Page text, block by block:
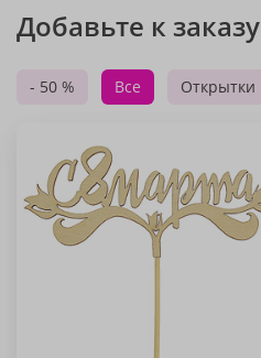
Добавьте к заказу
- 50 % Все Открытки